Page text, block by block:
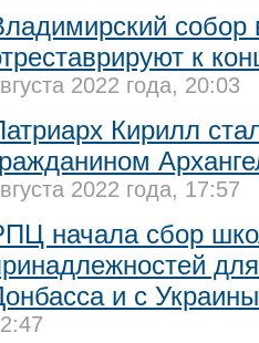
собор
к
2022 года, 20:03
Кирилл
2022 года, 17:57
начала сбор
и с Украины